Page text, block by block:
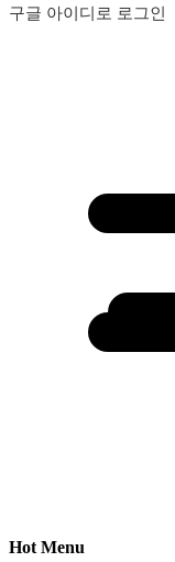
구글 아이디로 로그인
Hot Menu